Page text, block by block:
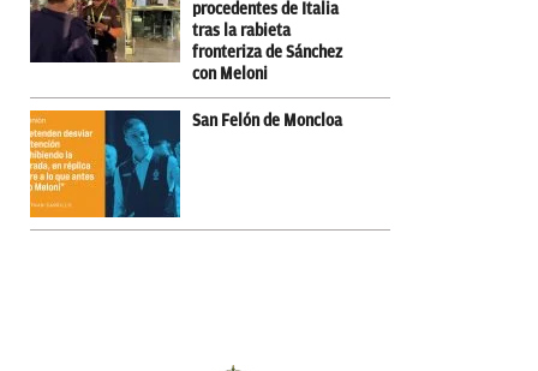
procedentes de Italia
tras la rabieta
fronteriza de Sánchez
con Meloni
San Felón de Moncloa